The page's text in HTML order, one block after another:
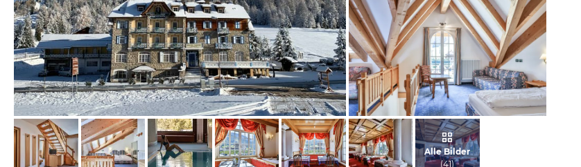
vom Hotelier, Mai 2020
von Martina, Juli 2010
vom Hotelier, Mai 2020
Alle Bilder
(41)